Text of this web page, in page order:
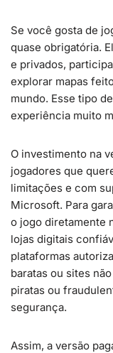
Se você gosta de
quase obrigatória.
e privados,
explorar mapas
mundo. Esse tipo
experiência muito
O investimento na
jogadores que
limitações e com
Microsoft. Para
o jogo diretamente
lojas digitais
plataformas
baratas ou sites
piratas ou
segurança.
Assim, a versão